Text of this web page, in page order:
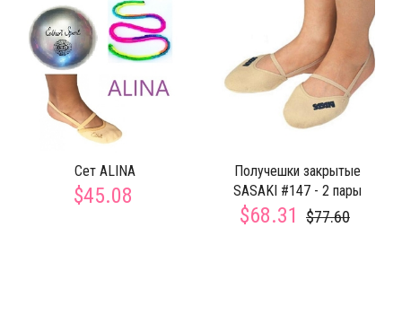
Сет ALINA
$45.08
Получешки закрытые
SASAKI #147 - 2 пары
$68.31 $77.60